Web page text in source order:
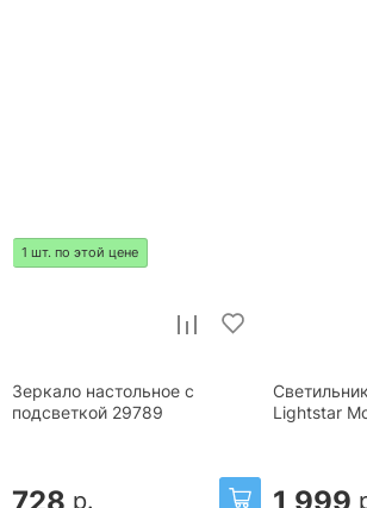
1 шт. по этой цене
Зеркало настольное с
подсветкой 29789
728 р.
Lightstar
1 999